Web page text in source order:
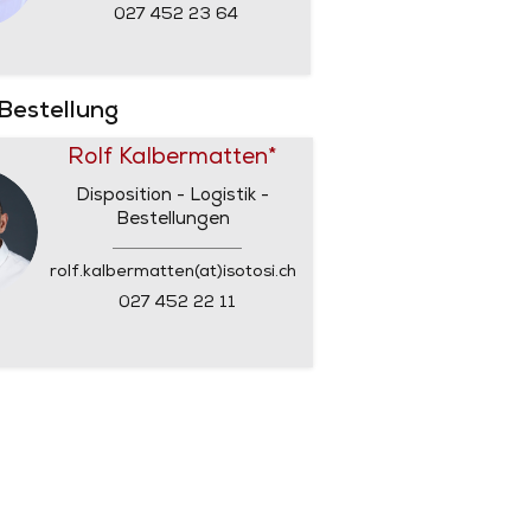
027 452 23 64
Rolf Kalbermatten*
Disposition - Logistik -
Bestellungen
rolf.kalbermatten(at)isotosi.ch
027 452 22 11